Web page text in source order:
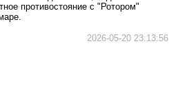
противостояние с "Ротором"
2026-05-20 23:13:56